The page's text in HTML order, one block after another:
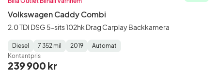
Volkswagen Caddy Combi
2.0 TDI DSG 5-sits 102hk Drag Carplay Backkamera
Fuel
Type:
Diesel
Mätarställning:
7 352 mil
Model
Year:
2019
Gearbox
Type:
Automat
Kontantpris
239 900 kr